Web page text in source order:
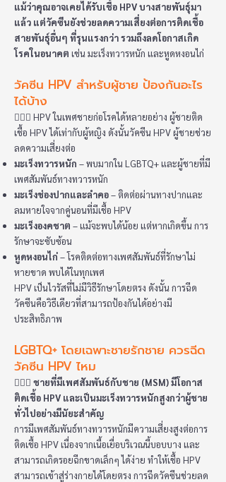
แม้ว่าคุณอาจเคยได้รับเชื้อ HPV บางสายพันธุ์มา
แล้ว แต่วัคซีนยังช่วยลดความเสี่ยงต่อการติดเชื้อ
สายพันธุ์อื่นๆ ที่รุนแรงกว่า รวมถึงลดโอกาสเกิด
โรคในอนาคต เช่น มะเร็งทวารหนัก และหูดหงอนไก่
วัคซีน HPV สำหรับผู้ชาย ป้องกันอะไร
ได้บ้าง
👩🏻‍⚕️ HPV ในเพศชายก่อโรคได้หลายอย่าง ผู้ชายติด
เชื้อ HPV ได้เท่ากับผู้หญิง ดังนั้นวัคซีน HPV ผู้ชายช่วย
ลดความเสี่ยงต่อ
มะเร็งทวารหนัก – พบมากใน LGBTQ+ และผู้ชายที่มี
เพศสัมพันธ์ทางทวารหนัก
มะเร็งช่องปากและลำคอ– ติดต่อผ่านทางปากและ
ลมหายใจจากคู่นอนที่มีเชื้อ HPV
มะเร็งองคชาต – แม้จะพบได้น้อย แต่หากเกิดขึ้น การ
รักษาจะซับซ้อน
หูดหงอนไก่– โรคติดต่อทางเพศสัมพันธ์ที่รักษาไม่
หายขาด พบได้ในทุกเพศ
HPV เป็นไวรัสที่ไม่มีวิธีรักษาโดยตรง ดังนั้น การฉีด
วัคซีนคือวิธีเดียวที่สามารถป้องกันได้อย่างมี
ประสิทธิภาพ
LGBTQ+ โดยเฉพาะชายรักชาย ควรฉีด
วัคซีน HPV ไหม
👩🏻‍⚕️ ชายที่มีเพศสัมพันธ์กับชาย (MSM) มีโอกาส
ติดเชื้อ HPV และเป็นมะเร็งทวารหนักสูงกว่าผู้ชาย
ทั่วไปอย่างมีนัยะสำคัญ
การมีเพศสัมพันธ์ทางทวารหนักมีความเสี่ยงสูงต่อการ
ติดเชื้อ HPV เนื่องจากเนื้อเยื่อบริเวณนี้บอบบาง และ
สามารถเกิดรอยฉีกขาดเล็กๆ ได้ง่าย ทำให้เชื้อ HPV
สามารถเข้าสู่ร่างกายได้โดยตรง การฉีดวัคซีนช่วยลด